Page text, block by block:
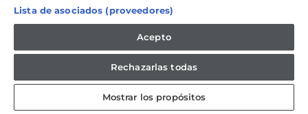
Mercantil/ tributación de Monza y Brianza 04666310158 – IVA núm.
IT00786860965
ES / Español
Lista de asociados (proveedores)
Acepto
Rechazarlas todas
Mostrar los propósitos